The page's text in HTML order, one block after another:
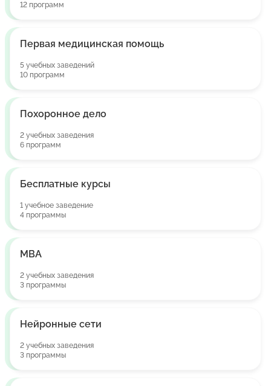
12 программ
Первая медицинская помощь
5 учебных заведений
10 программ
Похоронное дело
2 учебных заведения
6 программ
Бесплатные курсы
1 учебное заведение
4 программы
MBA
2 учебных заведения
3 программы
Нейронные сети
2 учебных заведения
3 программы